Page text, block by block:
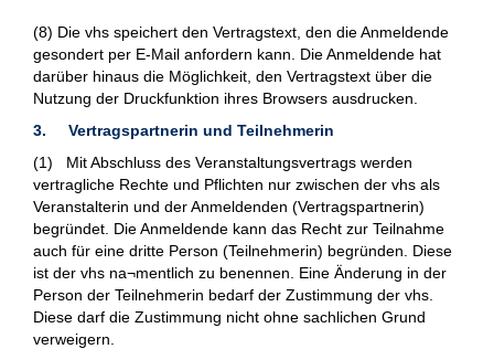
(8) Die vhs speichert den Vertragstext, den die Anmeldende
gesondert per E-Mail anfordern kann. Die Anmeldende hat
darüber hinaus die Möglichkeit, den Vertragstext über die
Nutzung der Druckfunktion ihres Browsers ausdrucken.
3. Vertragspartnerin und Teilnehmerin
(1) Mit Abschluss des Veranstaltungsvertrags werden
vertragliche Rechte und Pflichten nur zwischen der vhs als
Veranstalterin und der Anmeldenden (Vertragspartnerin)
begründet. Die Anmeldende kann das Recht zur Teilnahme
auch für eine dritte Person (Teilnehmerin) begründen. Diese
ist der vhs na¬mentlich zu benennen. Eine Änderung in der
Person der Teilnehmerin bedarf der Zustimmung der vhs.
Diese darf die Zustimmung nicht ohne sachlichen Grund
verweigern.